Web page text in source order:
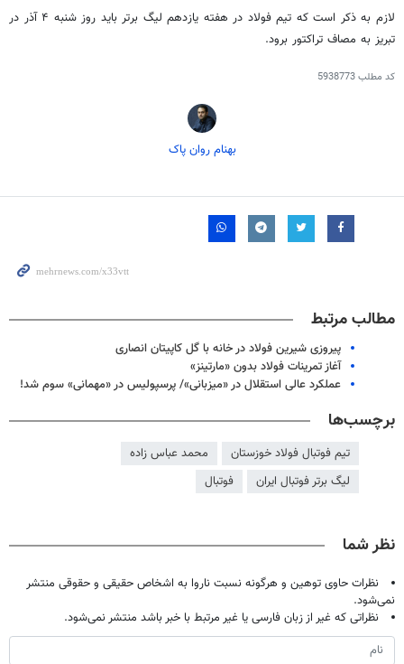
لازم به ذکر است که تیم فولاد در هفته یازدهم لیگ برتر باید روز شنبه ۴ آذر در
تبریز به مصاف تراکتور برود.
کد مطلب5938773
بهنام روان پاک
مطالب مرتبط
پیروزی شیرین فولاد در خانه با گل کاپیتان انصاری
آغاز تمرینات فولاد بدون «مارتینز»
عملکرد عالی استقلال در «میزبانی»/ پرسپولیس در «مهمانی» سوم شد!
برچسب‌ها
تیم فوتبال فولاد خوزستان
محمد عباس زاده
لیگ برتر فوتبال ایران
فوتبال
نظر شما
نظرات حاوی توهین و هرگونه نسبت ناروا به اشخاص حقیقی و حقوقی منتشر
نمی‌شود.
نظراتی که غیر از زبان فارسی یا غیر مرتبط با خبر باشد منتشر نمی‌شود.